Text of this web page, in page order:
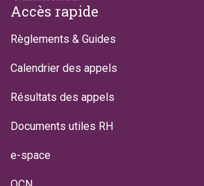
Footer
Accès rapide
Règlements & Guides
Calendrier des appels
Résultats des appels
Documents utiles RH
e-space